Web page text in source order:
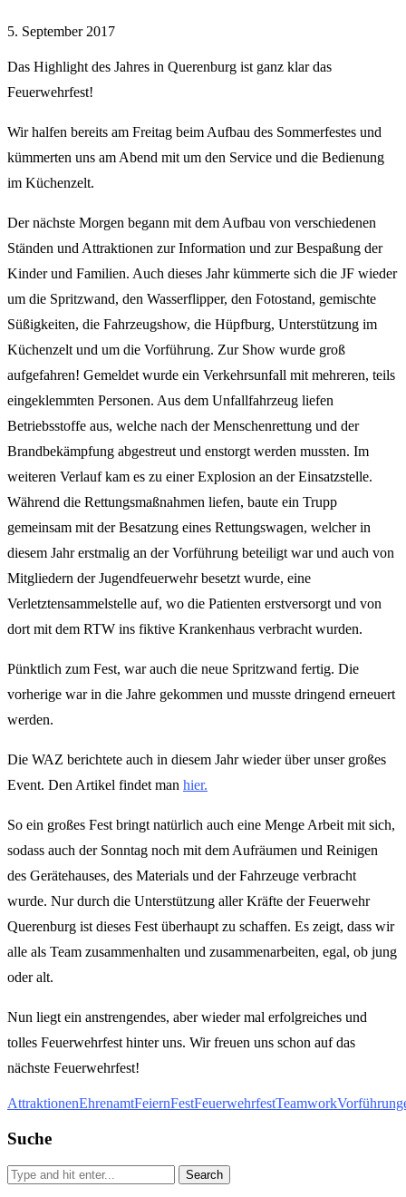
5. September 2017
Das Highlight des Jahres in Querenburg ist ganz klar das
Feuerwehrfest!
Wir halfen bereits am Freitag beim Aufbau des Sommerfestes und
kümmerten uns am Abend mit um den Service und die Bedienung
im Küchenzelt.
Der nächste Morgen begann mit dem Aufbau von verschiedenen
Ständen und Attraktionen zur Information und zur Bespaßung der
Kinder und Familien. Auch dieses Jahr kümmerte sich die JF wieder
um die Spritzwand, den Wasserflipper, den Fotostand, gemischte
Süßigkeiten, die Fahrzeugshow, die Hüpfburg, Unterstützung im
Küchenzelt und um die Vorführung. Zur Show wurde groß
aufgefahren! Gemeldet wurde ein Verkehrsunfall mit mehreren, teils
eingeklemmten Personen. Aus dem Unfallfahrzeug liefen
Betriebsstoffe aus, welche nach der Menschenrettung und der
Brandbekämpfung abgestreut und enstorgt werden mussten. Im
weiteren Verlauf kam es zu einer Explosion an der Einsatzstelle.
Während die Rettungsmaßnahmen liefen, baute ein Trupp
gemeinsam mit der Besatzung eines Rettungswagen, welcher in
diesem Jahr erstmalig an der Vorführung beteiligt war und auch von
Mitgliedern der Jugendfeuerwehr besetzt wurde, eine
Verletztensammelstelle auf, wo die Patienten erstversorgt und von
dort mit dem RTW ins fiktive Krankenhaus verbracht wurden.
Pünktlich zum Fest, war auch die neue Spritzwand fertig. Die
vorherige war in die Jahre gekommen und musste dringend erneuert
werden.
Die WAZ berichtete auch in diesem Jahr wieder über unser großes
Event. Den Artikel findet man hier.
So ein großes Fest bringt natürlich auch eine Menge Arbeit mit sich,
sodass auch der Sonntag noch mit dem Aufräumen und Reinigen
des Gerätehauses, des Materials und der Fahrzeuge verbracht
wurde. Nur durch die Unterstützung aller Kräfte der Feuerwehr
Querenburg ist dieses Fest überhaupt zu schaffen. Es zeigt, dass wir
alle als Team zusammenhalten und zusammenarbeiten, egal, ob jung
oder alt.
Nun liegt ein anstrengendes, aber wieder mal erfolgreiches und
tolles Feuerwehrfest hinter uns. Wir freuen uns schon auf das
nächste Feuerwehrfest!
AttraktionenEhrenamtFeiernFestFeuerwehrfestTeamwork
Suche
Search